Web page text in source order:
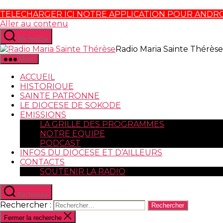
TELECHARGER ICI NOTRE APPLICATION POUR
Aller au contenu
Recherche
Radio Maria Sainte Thérèse
Menu
ACCUEIL
HISTORIQUE
SAINTE PATRONNE
LE DIOCESE DE SOKODE
EMISSIONS
LA GRILLE DES PROGRAMMES
NOTRE EQUIPE
PODCAST
INFOS DU DIOCESE ET D’AILLEURS
CONTACTS
SOUTENIR LA RADIO
Recherche
Rechercher :
Fermer la recherche